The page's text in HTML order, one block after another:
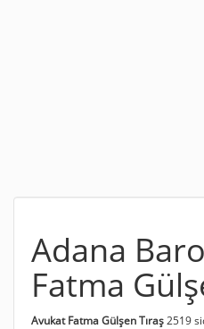
Adana
Fatma
Avukat Fatma Gülşen Tıraş 2519